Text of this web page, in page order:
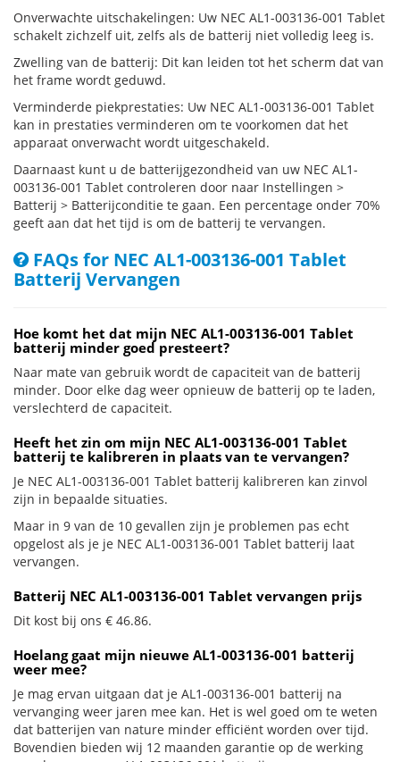
Onverwachte uitschakelingen: Uw NEC AL1-003136-001 Tablet
schakelt zichzelf uit, zelfs als de batterij niet volledig leeg is.
Zwelling van de batterij: Dit kan leiden tot het scherm dat van
het frame wordt geduwd.
Verminderde piekprestaties: Uw NEC AL1-003136-001 Tablet
kan in prestaties verminderen om te voorkomen dat het
apparaat onverwacht wordt uitgeschakeld.
Daarnaast kunt u de batterijgezondheid van uw NEC AL1-
003136-001 Tablet controleren door naar Instellingen >
Batterij > Batterijconditie te gaan. Een percentage onder 70%
geeft aan dat het tijd is om de batterij te vervangen.
FAQs for NEC AL1-003136-001 Tablet
Batterij Vervangen
Hoe komt het dat mijn NEC AL1-003136-001 Tablet
batterij minder goed presteert?
Naar mate van gebruik wordt de capaciteit van de batterij
minder. Door elke dag weer opnieuw de batterij op te laden,
verslechterd de capaciteit.
Heeft het zin om mijn NEC AL1-003136-001 Tablet
batterij te kalibreren in plaats van te vervangen?
Je NEC AL1-003136-001 Tablet batterij kalibreren kan zinvol
zijn in bepaalde situaties.
Maar in 9 van de 10 gevallen zijn je problemen pas echt
opgelost als je je NEC AL1-003136-001 Tablet batterij laat
vervangen.
Batterij NEC AL1-003136-001 Tablet vervangen prijs
Dit kost bij ons € 46.86.
Hoelang gaat mijn nieuwe AL1-003136-001 batterij
weer mee?
Je mag ervan uitgaan dat je AL1-003136-001 batterij na
vervanging weer jaren mee kan. Het is wel goed om te weten
dat batterijen van nature minder efficiënt worden over tijd.
Bovendien bieden wij 12 maanden garantie op de werking